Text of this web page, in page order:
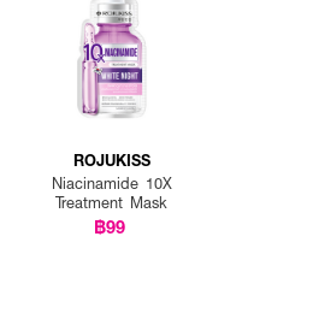
ROJUKISS
Niacinamide 10X
Treatment Mask
฿99